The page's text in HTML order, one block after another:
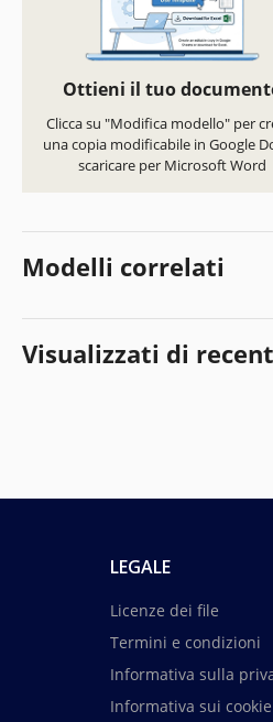
Ottieni il tuo
Clicca su "Modifica modello" per
una copia modificabile in Google
scaricare per Microsoft Word
Modelli correlati
Visualizzati di
LEGALE
Licenze dei file
Termini e condizioni
Informativa sulla
Informativa sui cookie